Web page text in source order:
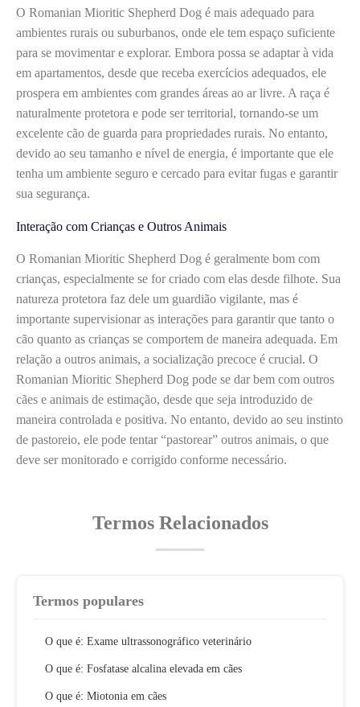
O Romanian Mioritic Shepherd Dog é mais adequado para
ambientes rurais ou suburbanos, onde ele tem espaço suficiente
para se movimentar e explorar. Embora possa se adaptar à vida
em apartamentos, desde que receba exercícios adequados, ele
prospera em ambientes com grandes áreas ao ar livre. A raça é
naturalmente protetora e pode ser territorial, tornando-se um
excelente cão de guarda para propriedades rurais. No entanto,
devido ao seu tamanho e nível de energia, é importante que ele
tenha um ambiente seguro e cercado para evitar fugas e garantir
sua segurança.
Interação com Crianças e Outros Animais
O Romanian Mioritic Shepherd Dog é geralmente bom com
crianças, especialmente se for criado com elas desde filhote. Sua
natureza protetora faz dele um guardião vigilante, mas é
importante supervisionar as interações para garantir que tanto o
cão quanto as crianças se comportem de maneira adequada. Em
relação a outros animais, a socialização precoce é crucial. O
Romanian Mioritic Shepherd Dog pode se dar bem com outros
cães e animais de estimação, desde que seja introduzido de
maneira controlada e positiva. No entanto, devido ao seu instinto
de pastoreio, ele pode tentar “pastorear” outros animais, o que
deve ser monitorado e corrigido conforme necessário.
Termos Relacionados
Termos populares
O que é: Exame ultrassonográfico veterinário
O que é: Fosfatase alcalina elevada em cães
O que é: Miotonia em cães